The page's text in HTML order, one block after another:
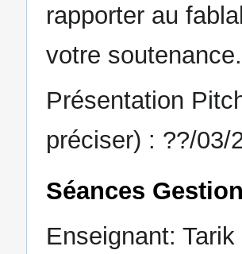
rapporter au
votre soutenance.
Présentation
préciser) : ??/03/
Séances
Enseignant: Tarik